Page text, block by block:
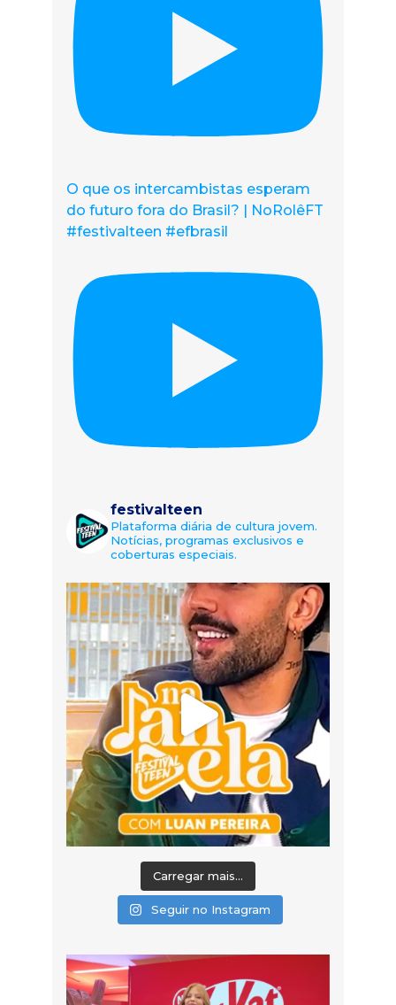
O que os intercambistas esperam
do futuro fora do Brasil? | NoRolêFT
#festivalteen #efbrasil
festivalteen
Plataforma diária de cultura jovem.
Notícias, programas exclusivos e
coberturas especiais.
Carregar mais...
Seguir no Instagram